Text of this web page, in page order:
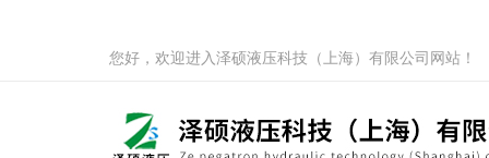
您好，欢迎进入泽硕液压科技（上海）有限公司网站！